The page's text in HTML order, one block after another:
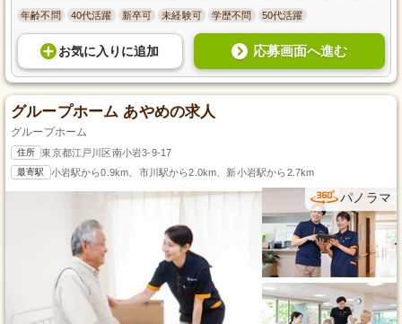
年齢不問 40代活躍 新卒可 未経験可 学歴不問 50代活躍
お気に入り に追加 応募画面へ進む
グループホーム あやめの求人
グループホーム
住所 東京都江戸川区南小岩3-9-17
最寄駅 小岩駅から0.9km、市川駅から2.0km、新小岩駅から2.7km
パノラマ